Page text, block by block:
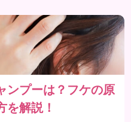
ンプーは？フケの原
を解説！